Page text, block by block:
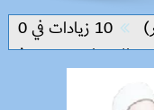
10 زيادات في 10 سنوات.. هل حان الوقت لرفع دعم البنزين نهائيا؟
تسرّع توفيق